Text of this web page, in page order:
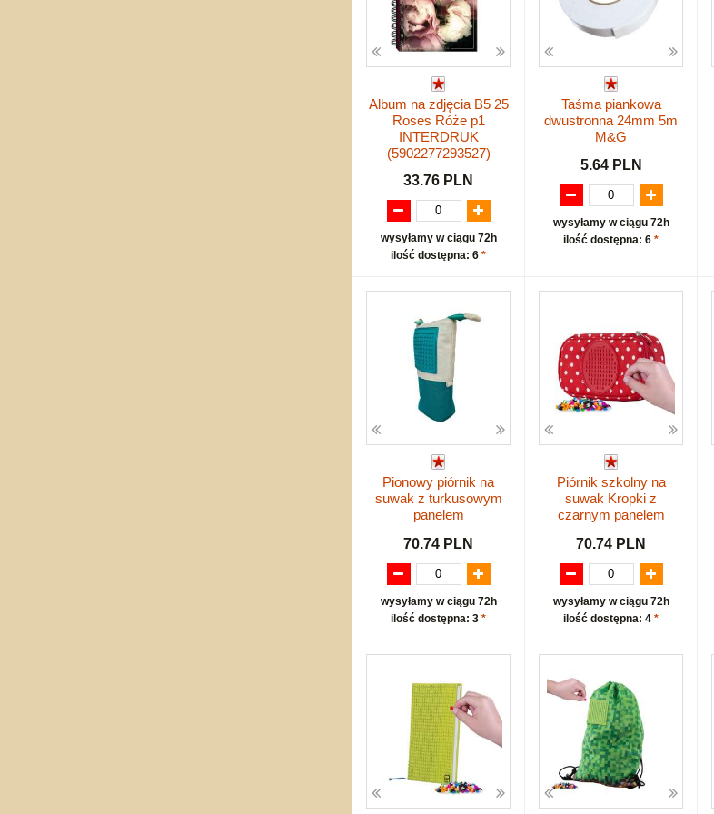
Album na zdjęcia B5 25
Roses Róże p1
INTERDRUK
(5902277293527)
33.76 PLN
wysyłamy w ciągu 72h
ilość dostępna: 6 *
Taśma piankowa
dwustronna 24mm 5m
M&G
5.64 PLN
wysyłamy w ciągu 72h
ilość dostępna: 6 *
Pionowy piórnik na
suwak z turkusowym
panelem
70.74 PLN
wysyłamy w ciągu 72h
ilość dostępna: 3 *
Piórnik szkolny na
suwak Kropki z
czarnym panelem
70.74 PLN
wysyłamy w ciągu 72h
ilość dostępna: 4 *